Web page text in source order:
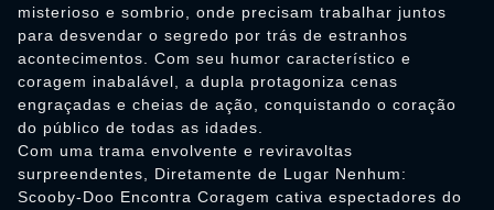
misterioso e sombrio, onde precisam trabalhar juntos
para desvendar o segredo por trás de estranhos
acontecimentos. Com seu humor característico e
coragem inabalável, a dupla protagoniza cenas
engraçadas e cheias de ação, conquistando o coração
do público de todas as idades.
Com uma trama envolvente e reviravoltas
surpreendentes, Diretamente de Lugar Nenhum:
Scooby-Doo Encontra Coragem cativa espectadores do